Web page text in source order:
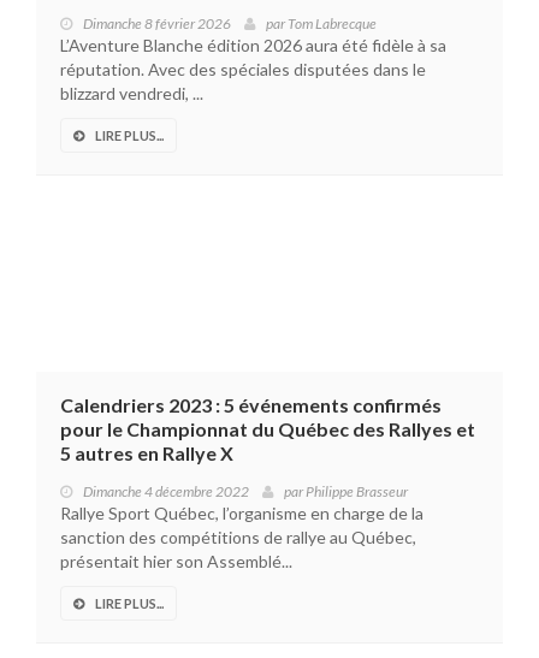
Dimanche 8 février 2026 par Tom Labrecque
L’Aventure Blanche édition 2026 aura été fidèle à sa
réputation. Avec des spéciales disputées dans le
blizzard vendredi, ...
LIRE PLUS...
Calendriers 2023 : 5 événements confirmés
pour le Championnat du Québec des Rallyes et
5 autres en Rallye X
Dimanche 4 décembre 2022 parPhilippe Brasseur
Rallye Sport Québec, l’organisme en charge de la
sanction des compétitions de rallye au Québec,
présentait hier son Assemblé...
LIRE PLUS...